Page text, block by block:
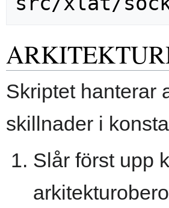
Skriptet hanterar
skillnader i
Slår först upp